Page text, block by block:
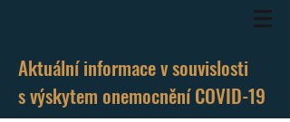
Aktuální informace v souvislosti
s výskytem onemocnění COVID-19